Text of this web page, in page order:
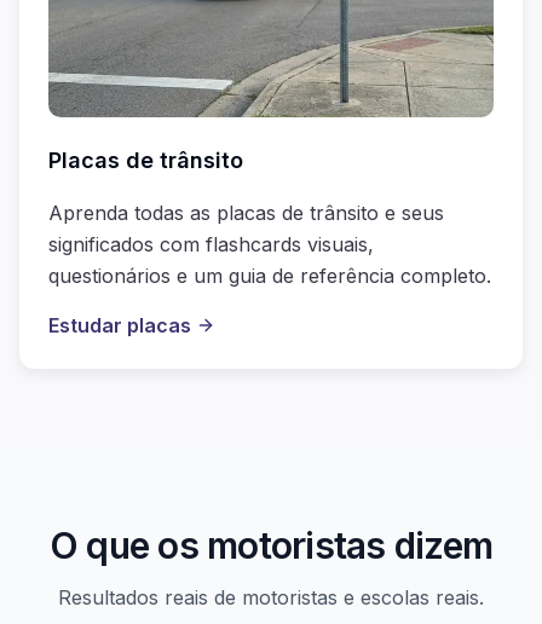
Placas de trânsito
Aprenda todas as placas de trânsito e seus
significados com flashcards visuais,
questionários e um guia de referência completo.
Estudar placas
O que os motoristas dizem
Resultados reais de motoristas e escolas reais.